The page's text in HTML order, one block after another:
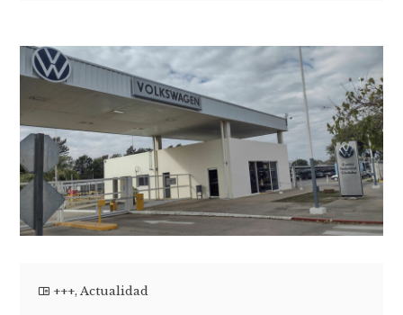
+++,Actualidad